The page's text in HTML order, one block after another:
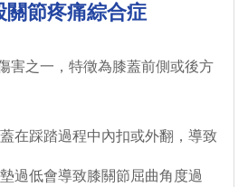
節疼痛綜合症
害之一，特徵為膝蓋前側或後方
在踩踏過程中內扣或外翻，導致
過低會導致膝關節屈曲角度過